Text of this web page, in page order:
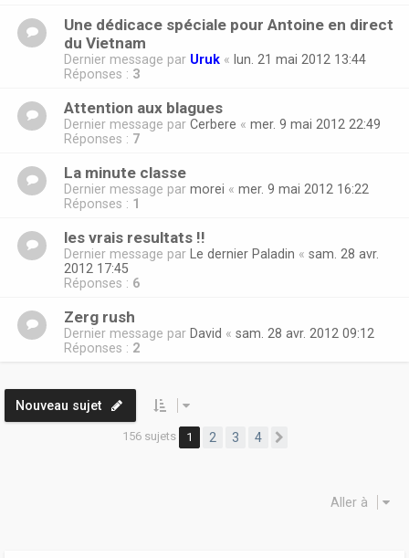
Une dédicace spéciale pour Antoine en direct
du Vietnam
Dernier message par Uruk « lun. 21 mai 2012 13:44
Réponses : 3
Attention aux blagues
Dernier message par Cerbere « mer. 9 mai 2012 22:49
Réponses : 7
La minute classe
Dernier message par morei « mer. 9 mai 2012 16:22
Réponses : 1
les vrais resultats !!
Dernier message par Le dernier Paladin « sam. 28 avr.
2012 17:45
Réponses : 6
Zerg rush
Dernier message par David « sam. 28 avr. 2012 09:12
Réponses : 2
Nouveau sujet
156 sujets 1 2 3 4
Aller à